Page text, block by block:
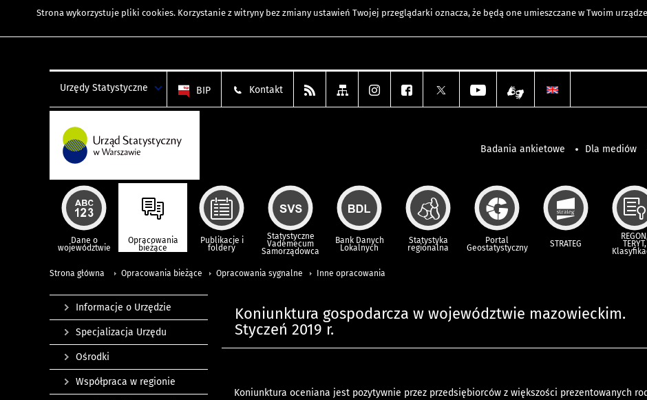
Strona wykorzystuje pliki cookies. Korzystanie z witryny bez zmiany ustawień Twojej przeglądarki oznacza, że będą one umieszczane w Twoim
Urzędy Statystyczne BIP Kontakt
Badania ankietowe Dla mediów
Dane o
województwie
Opracowania
bieżące
Publikacje i
foldery
Statystyczne
Vademecum
Samorządowca
Bank Danych
Lokalnych
Statystyka
regionalna
Portal
Geostatystyczny STRATEG TERYT,
Strona główna Opracowania bieżące Opracowania sygnalne Inne opracowania
Koniunktura gospodarcza w województwie mazowieckim.
Styczeń 2019 r.
Koniunktura oceniana jest pozytywnie przez przedsiębiorców z większości prezentowanych
Informacje o Urzędzie
Specjalizacja Urzędu
Ośrodki
Współpraca w regionie